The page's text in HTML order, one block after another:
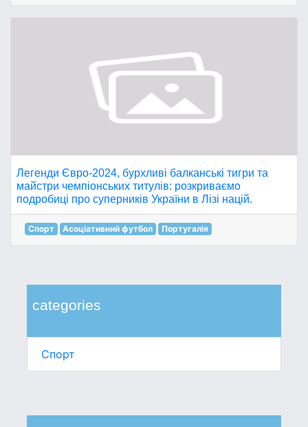
categories
Спорт
Легенди Євро-2024, бурхливі балканські тигри та
майстри чемпіонських титулів: розкриваємо
подробиці про суперників України в Лізі націй.
Спорт Асоціативний футбол Португалія